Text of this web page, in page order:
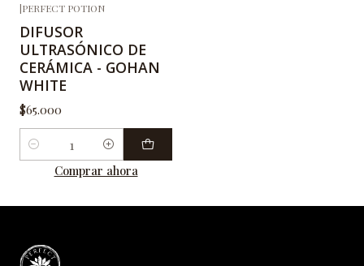
|PERFECT POTION
DIFUSOR
ULTRASÓNICO DE
CERÁMICA - GOHAN
WHITE
$65.000
Cantidad
Comprar ahora